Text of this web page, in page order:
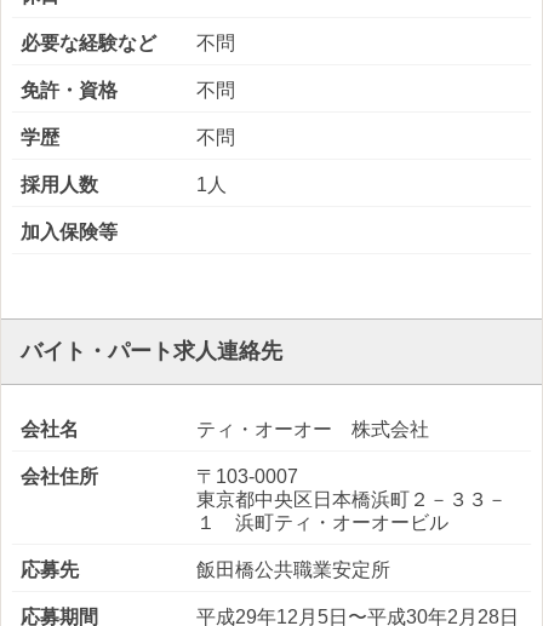
必要な経験など 不問
免許・資格 不問
学歴 不問
採用人数 1人
加入保険等
バイト・パート求人連絡先
会社名 ティ・オーオー 株式会社
会社住所
〒103-0007
東京都中央区日本橋浜町２－３３－
１ 浜町ティ・オーオービル
応募先 飯田橋公共職業安定所
応募期間 平成29年12月5日〜平成30年2月28日